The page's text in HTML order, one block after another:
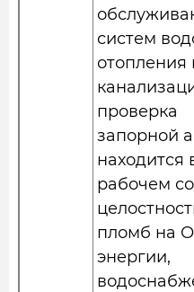
систем
отопления
проверка
запорной
находится
рабочем
пломб на
энергии,